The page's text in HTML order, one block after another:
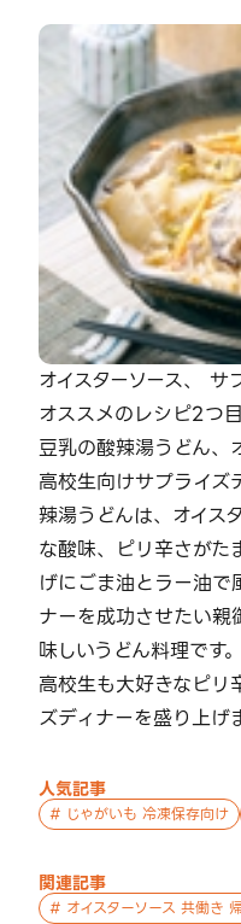
オイスターソース、
オススメのレシピ2つ
豆乳の酸辣湯うどん、
高校生向けサプライズ
辣湯うどんは、オイス
な酸味、ピリ辛さがた
げにごま油とラー油で
ナーを成功させたい親
味しいうどん料理です
高校生も大好きなピリ
ズディナーを盛り上げ
人気記事
# じゃがいも 冷凍保存向け
関連記事
# オイスターソース 共働き